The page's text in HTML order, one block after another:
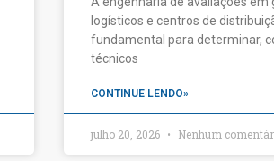
logísticos e centros de
fundamental para determinar,
técnicos
CONTINUE LENDO»
julho 20, 2026 Nenhum